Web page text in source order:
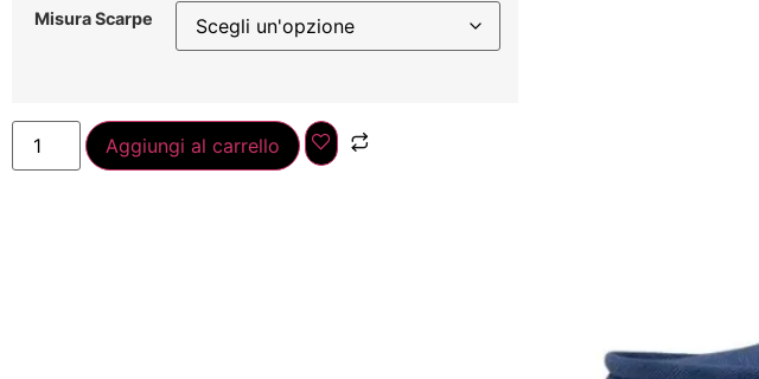
Misura Scarpe
Aggiungi al carrello